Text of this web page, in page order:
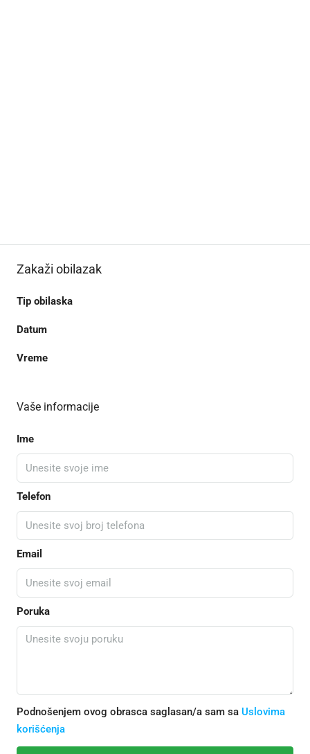
Zakaži obilazak
Tip obilaska
Datum
Vreme
Vaše informacije
Ime
Telefon
Email
Poruka
Podnošenjem ovog obrasca saglasan/a sam sa Uslovima
korišćenja